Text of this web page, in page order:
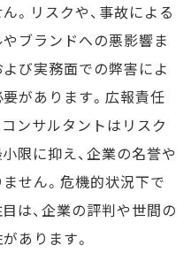
。リスクや、事故による
ブランドへの悪影響ま
び実務面での弊害によ
があります。広報責任
ンサルタントはリスク
限に抑え、企業の名誉や
せん。危機的状況下で
は、企業の評判や世間の
あります。